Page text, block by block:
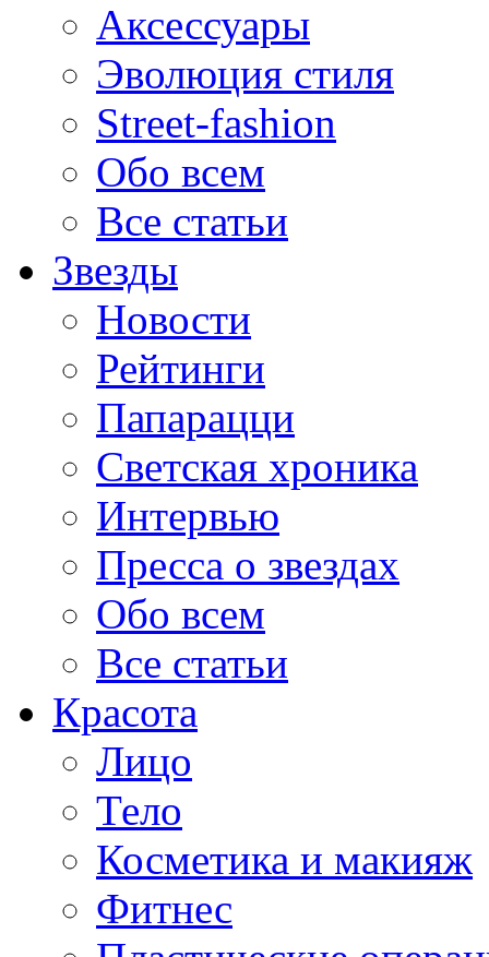
Аксессуары
Эволюция стиля
Street-fashion
Обо всем
Все статьи
Звезды
Новости
Рейтинги
Папарацци
Светская хроника
Интервью
Пресса о звездах
Обо всем
Все статьи
Красота
Лицо
Тело
Косметика и макияж
Фитнес